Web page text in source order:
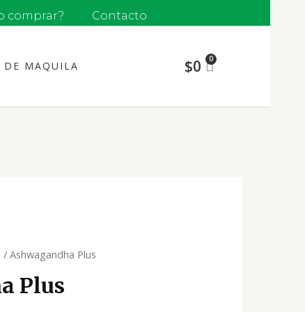
comprar? Contacto
DE MAQUILA $0
/ Ashwagandha Plus
Plus